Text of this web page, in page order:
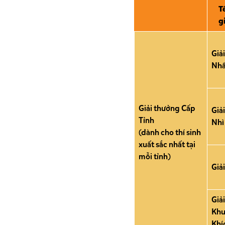
Giải thưởng Cấp
Tỉnh
(dành cho thí sinh
xuất sắc nhất tại
mỗi tỉnh)
Giải
Giải
Nhì
Giải